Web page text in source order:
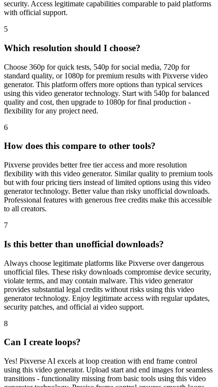
5
Which resolution should I choose?
Choose 360p for quick tests, 540p for social media, 720p for
generator. This platform offers more options than typical services
using this video generator technology. Start with 540p for balanced
quality and cost, then upgrade to 1080p for final production -
flexibility for any project need.
6
How does this compare to other tools?
Pixverse provides better free tier access and more resolution
but with four pricing tiers instead of limited options using this video
generator technology. Better value than risky unofficial downloads.
Professional features with generous free credits make this accessible
to all creators.
7
Is this better than unofficial downloads?
Always choose legitimate platforms like Pixverse over dangerous
violate terms, and may contain malware. This video generator
provides substantial legal credits without risks using this video
generator technology. Enjoy legitimate access with regular updates,
security patches, and official ai video support.
8
Can I create loops?
Yes! Pixverse AI excels at loop creation with end frame control
transitions - functionality missing from basic tools using this video
generator technology. Precise frame control ensures smooth loops
with professional results comparable to premium platforms.